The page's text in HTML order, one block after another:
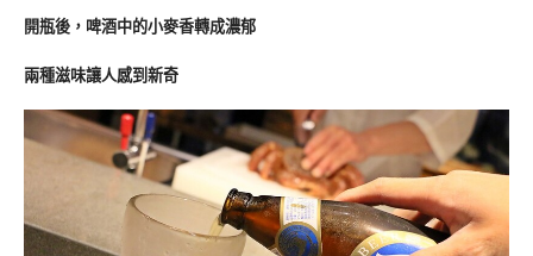
開瓶後，啤酒中的小麥香轉成濃郁
兩種滋味讓人感到新奇